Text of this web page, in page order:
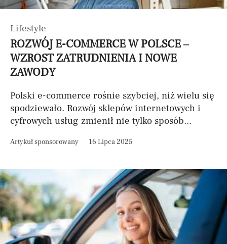
Lifestyle
ROZWÓJ E-COMMERCE W POLSCE –
WZROST ZATRUDNIENIA I NOWE
ZAWODY
Polski e-commerce rośnie szybciej, niż wielu się
spodziewało. Rozwój sklepów internetowych i
cyfrowych usług zmienił nie tylko sposób...
Artykuł sponsorowany 16 Lipca 2025